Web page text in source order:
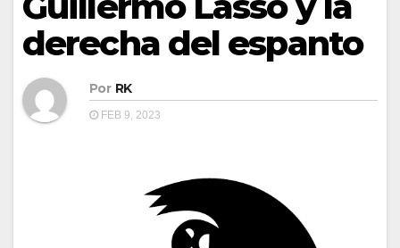
derecha del espanto
Por RK
FEB 9, 2023